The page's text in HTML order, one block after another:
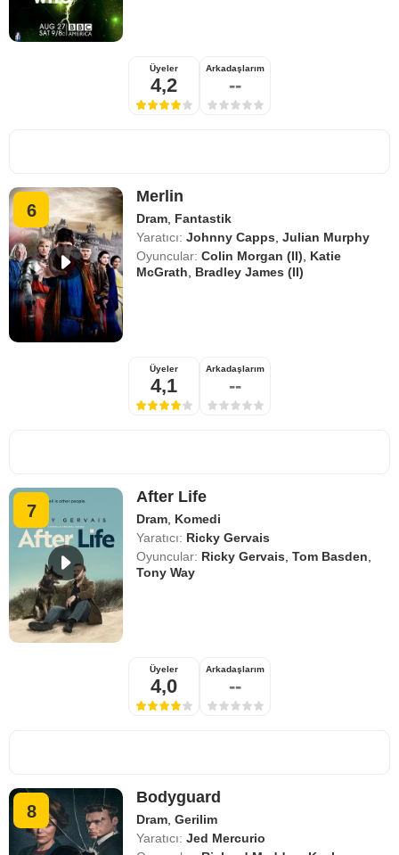
Üyeler
4,2
Arkadaşlarım
--
6
Merlin
Dram Fantastik
Yaratıcı: Johnny Capps ,Julian Murphy
Oyuncular: Colin Morgan (II)
Katie
McGrath
Bradley James (II)
Üyeler
4,1
Arkadaşlarım
--
7
After Life
Dram Komedi
Yaratıcı: Ricky Gervais
Oyuncular: Ricky Gervais ,Tom Basden
Tony Way
Üyeler
4,0
Arkadaşlarım
--
8
Bodyguard
Dram ,Gerilim
Yaratıcı: Jed Mercurio